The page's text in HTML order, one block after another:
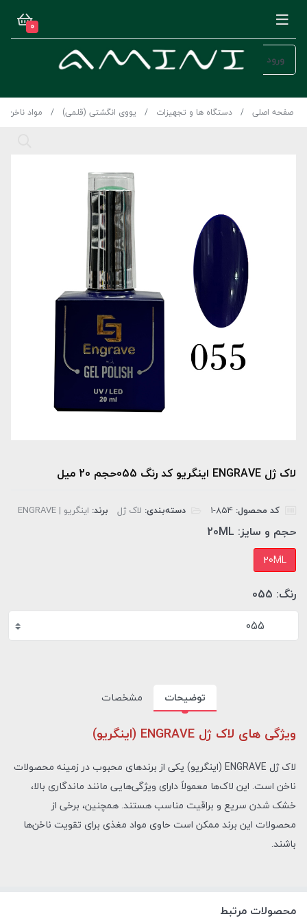
0
ورود
صفحه اصلی دستگاه ها و تجهیزات یووی انگشتی (قلمی) مواد ناخن
لاک ژل ENGRAVE اینگریو کد رنگ 055حجم 20 میل
کد محصول: دسته‌بندی: لاک ژل برند: اینگریو | ENGRAVE
حجم و سایز: 20ML
20ML
رنگ: 055
055
توضیحات مشخصات
ویژگی های لاک ژل ENGRAVE (اینگریو)
لاک ژل ENGRAVE (اینگریو) یکی از برندهای محبوب در زمینه محصولات
ناخن است. این لاک‌ها معمولاً دارای ویژگی‌هایی مانند ماندگاری بالا،
خشک شدن سریع و براقیت مناسب هستند. همچنین، برخی از
محصولات این برند ممکن است حاوی مواد مغذی برای تقویت ناخن‌ها
باشند.
محصولات مرتبط